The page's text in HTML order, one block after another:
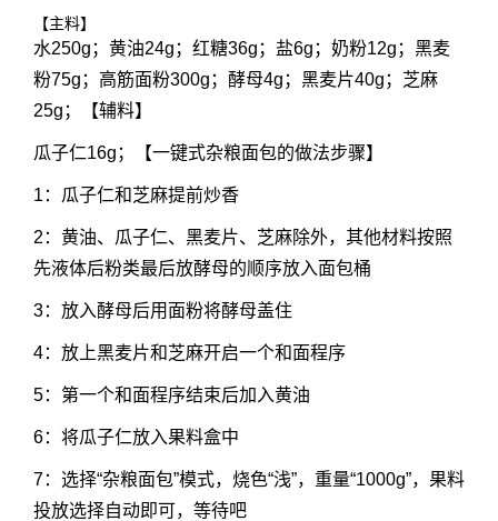
【主料】
水250g；黄油24g；红糖36g；盐6g；奶粉12g；黑麦
粉75g；高筋面粉300g；酵母4g；黑麦片40g；芝麻
25g；【辅料】
瓜子仁16g；【一键式杂粮面包的做法步骤】
1：瓜子仁和芝麻提前炒香
2：黄油、瓜子仁、黑麦片、芝麻除外，其他材料按照
先液体后粉类最后放酵母的顺序放入面包桶
3：放入酵母后用面粉将酵母盖住
4：放上黑麦片和芝麻开启一个和面程序
5：第一个和面程序结束后加入黄油
6：将瓜子仁放入果料盒中
7：选择“杂粮面包”模式，烧色“浅”，重量“1000g”，果料
投放选择自动即可，等待吧